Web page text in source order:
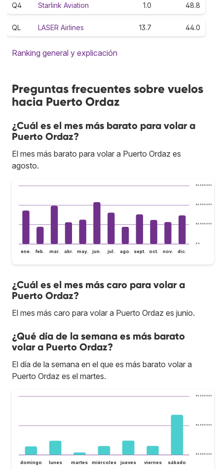
Q4 Starlink Aviation 1.0 48.8
QL LASER Airlines 13.7 44.0
Ranking general y explicación
Preguntas frecuentes sobre vuelos
hacia Puerto Ordaz
¿Cuál es el mes más barato para volar a
Puerto Ordaz?
El mes más barato para volar a Puerto Ordaz es
agosto.
$ 0
$ 2.000.000
$ 4.000.000
$ 6.000.000
ene. feb. mar. abr. may. jun. jul. ago. sept. oct. nov. dic.
¿Cuál es el mes más caro para volar a
Puerto Ordaz?
El mes más caro para volar a Puerto Ordaz es junio.
¿Qué día de la semana es más barato
volar a Puerto Ordaz?
El día de la semana en el que es más barato volar a
Puerto Ordaz es el martes.
$ 2.000.000
$ 4.000.000
$ 6.000.000
domingo lunes martes miércoles jueves viernes sábado